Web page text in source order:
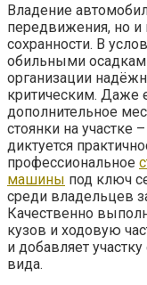
Владение
передвижения, но и
сохранности. В
обильными
организации
критическим. Даже
дополнительное
стоянки на участке
диктуется
профессиональное
машины под ключ
среди владельцев
Качественно
кузов и ходовую
и добавляет
вида.